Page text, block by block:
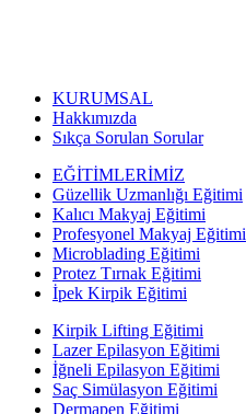
KURUMSAL
Hakkımızda
Sıkça Sorulan Sorular
EĞİTİMLERİMİZ
Güzellik Uzmanlığı Eğitimi
Kalıcı Makyaj Eğitimi
Profesyonel Makyaj Eğitimi
Microblading Eğitimi
Protez Tırnak Eğitimi
İpek Kirpik Eğitimi
Kirpik Lifting Eğitimi
Lazer Epilasyon Eğitimi
İğneli Epilasyon Eğitimi
Saç Simülasyon Eğitimi
Dermapen Eğitimi